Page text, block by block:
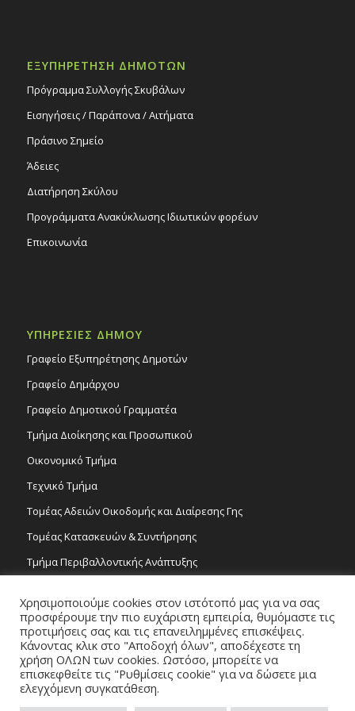
ΕΞΥΠΗΡΕΤΗΣΗ ΔΗΜΟΤΩΝ
Πρόγραμμα Συλλογής Σκυβάλων
Εισηγήσεις / Παράπονα / Αιτήματα
Πράσινο Σημείο
Άδειες
Διατήρηση Σκύλου
Προγράμματα Ανακύκλωσης Ιδιωτικών φορέων
Επικοινωνία
ΥΠΗΡΕΣΙΕΣ ΔΗΜΟΥ
Γραφείο Εξυπηρέτησης Δημοτών
Γραφείο Δημάρχου
Γραφείο Δημοτικού Γραμματέα
Τμήμα Διοίκησης και Προσωπικού
Οικονομικό Τμήμα
Τεχνικό Τμήμα
Τομέας Αδειών Οικοδομής και Διαίρεσης Γης
Τομέας Κατασκευών & Συντήρησης
Τμήμα Περιβαλλοντικής Ανάπτυξης
Τομέας Γραμμάτων και Τεχνών
Τροχονομία
Χρησιμοποιούμε cookies στον ιστότοπό μας για να σας
προσφέρουμε την πιο ευχάριστη εμπειρία, θυμόμαστε τις
προτιμήσεις σας και τις επανειλημμένες επισκέψεις.
Κάνοντας κλικ στο "Αποδοχή όλων", αποδέχεστε τη
χρήση ΟΛΩΝ των cookies. Ωστόσο, μπορείτε να
επισκεφθείτε τις "Ρυθμίσεις cookie" για να δώσετε μια
ελεγχόμενη συγκατάθεση.